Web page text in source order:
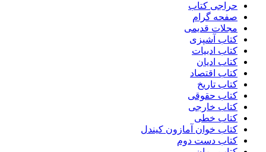
حراجی کتاب
صفحه گرام
مجلات قدیمی
کتاب آشپزی
کتاب ادبیات
کتاب ادیان
کتاب اقتصاد
کتاب تاریخ
کتاب حقوقی
کتاب خارجی
کتاب خطی
کتاب خوان آمازون کیندل
کتاب دست دوم